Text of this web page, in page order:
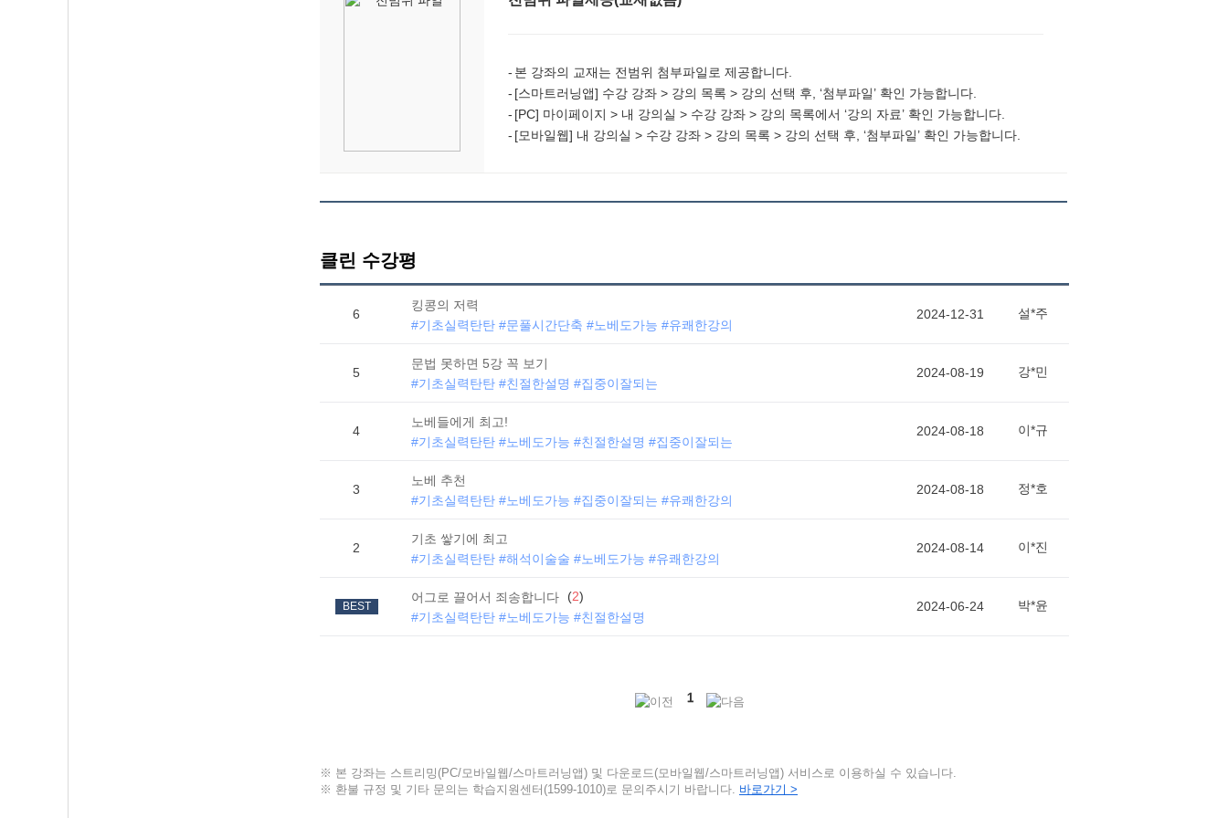
본 강좌의 교재는 전범위 첨부파일로 제공합니다.
[스마트러닝앱] 수강 강좌 > 강의 목록 > 강의 선택 후, ‘첨부파일’ 확인 가능합니다.
[PC] 마이페이지 > 내 강의실 > 수강 강좌 > 강의 목록에서 ‘강의 자료’ 확인 가능합니다.
[모바일웹] 내 강의실 > 수강 강좌 > 강의 목록 > 강의 선택 후, ‘첨부파일’ 확인 가능합니다.
클린 수강평
6
킹콩의 저력
#기초실력탄탄 #문풀시간단축 #노베도가능 #유쾌한강의
2024-12-31 설*주
5
문법 못하면 5강 꼭 보기
#기초실력탄탄 #친절한설명 #집중이잘되는
2024-08-19 강*민
4
노베들에게 최고!
#기초실력탄탄 #노베도가능 #친절한설명 #집중이잘되는
2024-08-18 이*규
3
노베 추천
#기초실력탄탄 #노베도가능 #집중이잘되는 #유쾌한강의
2024-08-18 정*호
2
기초 쌓기에 최고
#기초실력탄탄 #해석이술술 #노베도가능 #유쾌한강의
2024-08-14 이*진
BEST
어그로 끌어서 죄송합니다 (2)
#기초실력탄탄 #노베도가능 #친절한설명
2024-06-24 박*윤
1
※ 본 강좌는 스트리밍(PC/모바일웹/스마트러닝앱) 및 다운로드(모바일웹/스마트러닝앱) 서비스로 이용하실 수 있습니다.
※ 환불 규정 및 기타 문의는 학습지원센터(1599-1010)로 문의주시기 바랍니다. 바로가기 >